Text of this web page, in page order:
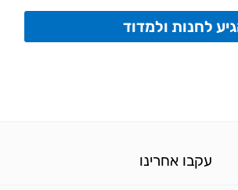
לחנות ולמדוד
עקבו אחרינו